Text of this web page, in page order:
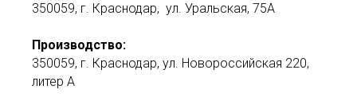
350059, г. Краснодар, ул. Уральская, 75А
Производство:
350059, г. Краснодар, ул. Новороссийская 220,
литер А